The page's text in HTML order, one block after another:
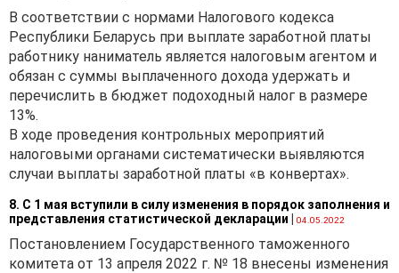
В соответствии с нормами Налогового кодекса
Республики Беларусь при выплате заработной платы
работнику наниматель является налоговым агентом и
обязан с суммы выплаченного дохода удержать и
перечислить в бюджет подоходный налог в размере
13%.
В ходе проведения контрольных мероприятий
налоговыми органами систематически выявляются
случаи выплаты заработной платы «в конвертах».
8. С 1 мая вступили в силу изменения в порядок заполнения и
представления статистической декларации
04.05.2022
Постановлением Государственного таможенного
комитета от 13 апреля 2022 г. № 18 внесены изменения